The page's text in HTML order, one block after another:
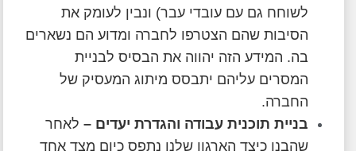
לשוחח גם עם עובדי עבר) ונבין לעומק את
הסיבות שהם הצטרפו לחברה ומדוע הם נשארים
בה. המידע הזה יהווה את הבסיס לבניית
המסרים עליהם יתבסס מיתוג המעסיק של
החברה.
בניית תוכנית עבודה והגדרת יעדים – לאחר
שהבנו כיצד הארגון שלנו נתפס כיום מצד אחד